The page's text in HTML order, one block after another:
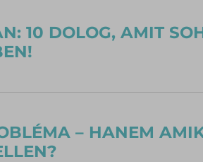
10 DOLOG, AMIT
– HANEM